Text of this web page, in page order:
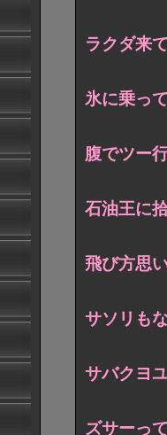
ラクダ来
氷に乗っ
腹でツー
石油王に
飛び方思
サソリも
サバクヨ
ズサーっ